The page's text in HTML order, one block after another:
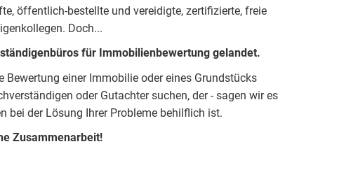
öffentlich-bestellte und vereidigte, zertifizierte, freie
en. Doch...
für Immobilienbewertung gelandet.
Bewertung einer Immobilie oder eines Grundstücks
oder Gutachter suchen, der - sagen wir es
bei der Lösung Ihrer Probleme behilflich ist.
Zusammenarbeit!